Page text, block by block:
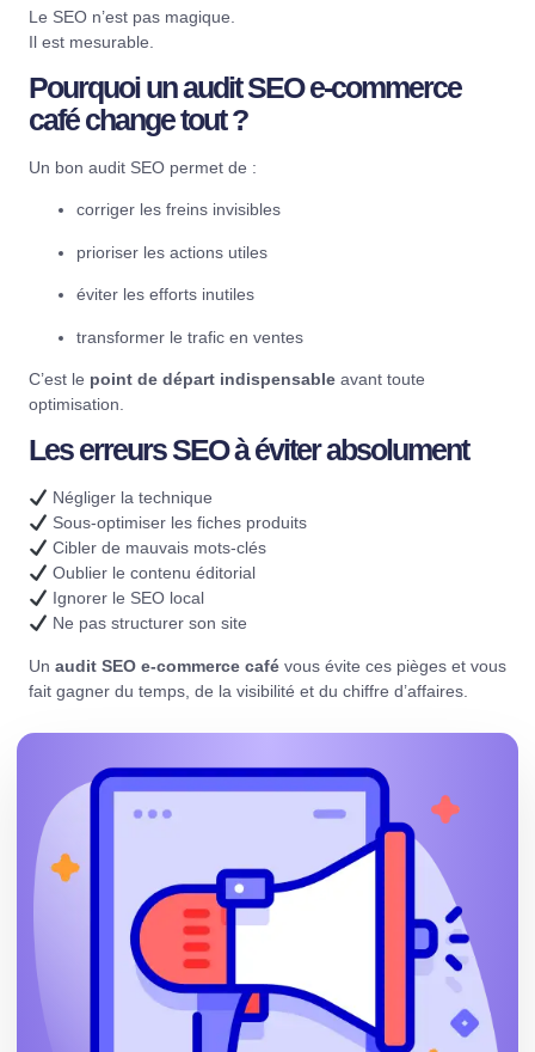
Le SEO n’est pas magique.
Il est mesurable.
Pourquoi un audit SEO e-commerce
café change tout ?
Un bon audit SEO permet de :
corriger les freins invisibles
prioriser les actions utiles
éviter les efforts inutiles
transformer le trafic en ventes
C’est le point de départ indispensable avant toute
optimisation.
Les erreurs SEO à éviter absolument
Négliger la technique
Sous-optimiser les fiches produits
Cibler de mauvais mots-clés
Oublier le contenu éditorial
Ignorer le SEO local
Ne pas structurer son site
Un audit SEO e-commerce café vous évite ces pièges et vous
fait gagner du temps, de la visibilité et du chiffre d’affaires.